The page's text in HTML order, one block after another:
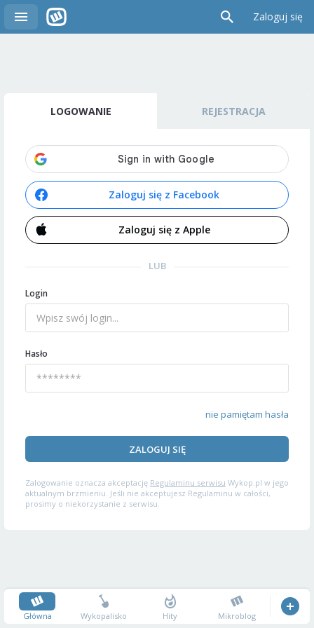
Zaloguj się
LOGOWANIE REJESTRACJA
Zaloguj się z Facebook
Zaloguj się z Apple
LUB
Login
Hasło
nie pamiętam hasła
ZALOGUJ SIĘ
Zalogowanie oznacza akceptację Regulaminu serwisu Wykop.pl w jego
aktualnym brzmieniu. Jeśli nie akceptujesz Regulaminu w całości,
prosimy o niekorzystanie z serwisu.
Główna Wykopalisko Hity Mikroblog